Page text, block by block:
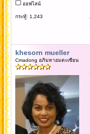
ออฟไลน์
กระทู้: 1,243
khesorn mueller
Cmadong อภิมหาอมตะเซียน